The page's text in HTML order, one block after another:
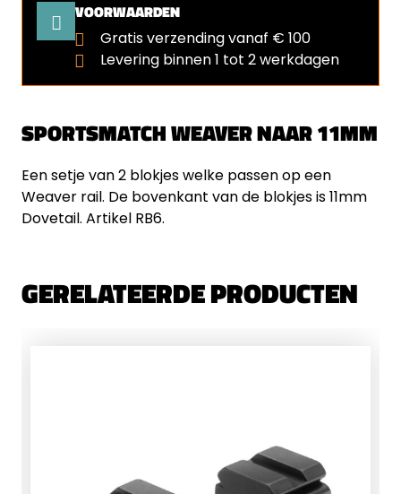
SPORTSMATCH WEAVER NAAR 11MM
Een setje van 2 blokjes welke passen op een
Weaver rail. De bovenkant van de blokjes is 11mm
Dovetail. Artikel RB6.
VOORWAARDEN
Gratis verzending vanaf € 100
Levering binnen 1 tot 2 werkdagen
GERELATEERDE PRODUCTEN